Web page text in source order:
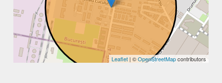
Leaflet | ©OpenStreetMapcontributors